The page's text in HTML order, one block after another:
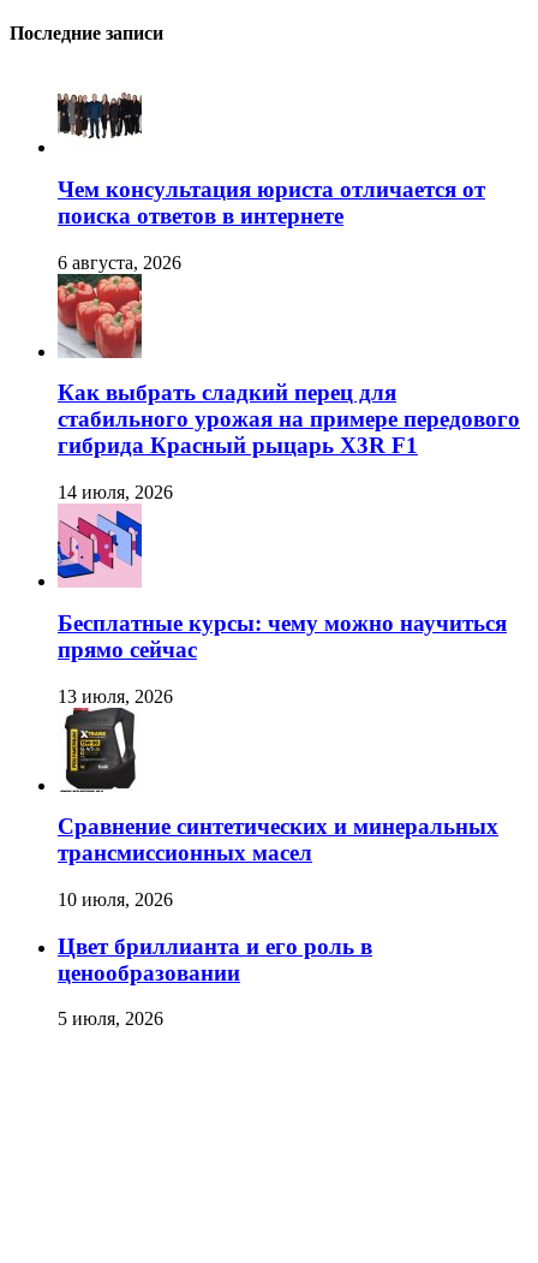
Последние записи
Чем консультация юриста отличается от
поиска ответов в интернете
6 августа, 2026
Как выбрать сладкий перец для
стабильного урожая на примере передового
гибрида Красный рыцарь X3R F1
14 июля, 2026
Бесплатные курсы: чему можно научиться
прямо сейчас
13 июля, 2026
Сравнение синтетических и минеральных
трансмиссионных масел
10 июля, 2026
Цвет бриллианта и его роль в
ценообразовании
5 июля, 2026